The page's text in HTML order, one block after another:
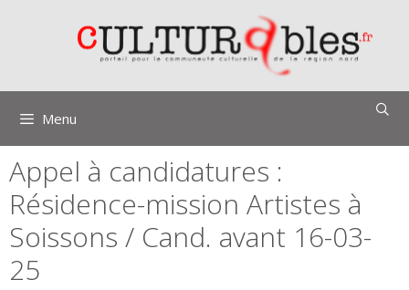
Menu
Appel à candidatures :
Résidence-mission Artistes à
Soissons / Cand. avant 16-03-
25